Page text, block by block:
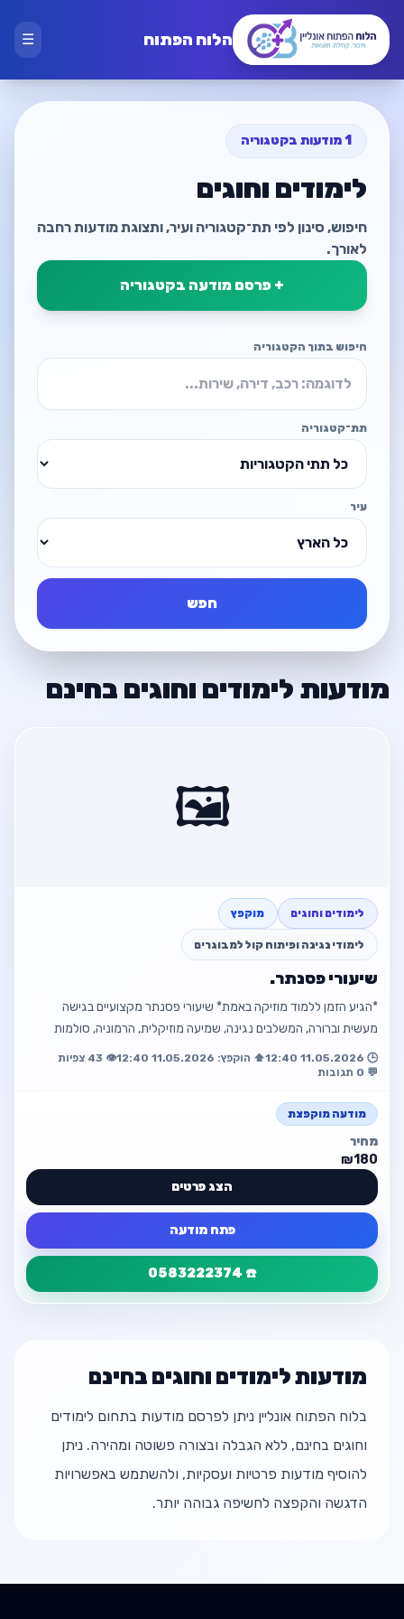
הלוח הפתוח ☰
1 מודעות בקטגוריה
לימודים וחוגים
חיפוש, סינון לפי תת־קטגוריה ועיר, ותצוגת מודעות רחבה
לאורך.
+ פרסם מודעה בקטגוריה
חיפוש בתוך הקטגוריה
תת־קטגוריה
עיר
חפש
מודעות לימודים וחוגים בחינם
🖼️
לימודים וחוגים מוקפץ
לימודי נגינה ופיתוח קול למבוגרים
שיעורי פסנתר.
*הגיע הזמן ללמוד מוזיקה באמת* שיעורי פסנתר מקצועיים בגישה
מעשית וברורה, המשלבים נגינה, שמיעה מוזיקלית, הרמוניה, סולמות
וקצב- באוירה נעימה עם…
🕒 11.05.2026 12:40 ⬆️ הוקפץ: 11.05.2026 12:40
👁️ 43 צפיות
💬 0 תגובות
מודעה מוקפצת
מחיר
₪180
הצג פרטים
פתח מודעה
☎️ 0583222374
☎️ 0583222374
מודעות לימודים וחוגים בחינם
בלוח הפתוח אונליין ניתן לפרסם מודעות בתחום לימודים
וחוגים בחינם, ללא הגבלה ובצורה פשוטה ומהירה. ניתן
להוסיף מודעות פרטיות ועסקיות, ולהשתמש באפשרויות
הדגשה והקפצה לחשיפה גבוהה יותר.